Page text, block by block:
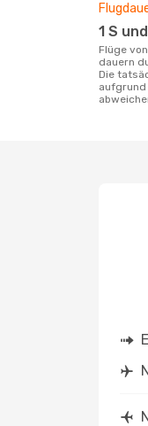
1 S
Flüge von New Orleans nach Nashville
dauern
Die
aufgrund